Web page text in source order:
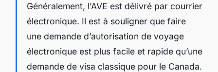
Généralement, l’AVE est délivré par courrier
électronique. Il est à souligner que faire
une demande d’autorisation de voyage
électronique est plus facile et rapide qu’une
demande de visa classique pour le Canada.